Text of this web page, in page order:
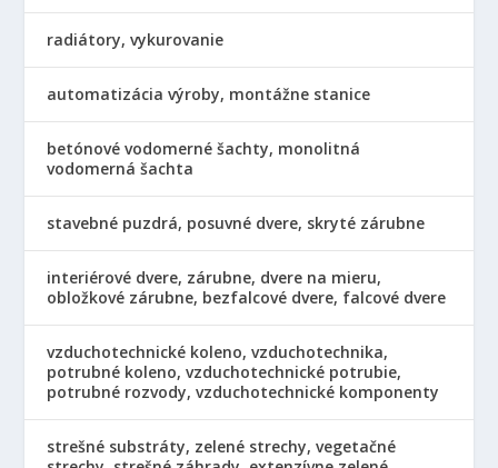
radiátory, vykurovanie
automatizácia výroby, montážne stanice
betónové vodomerné šachty, monolitná
vodomerná šachta
stavebné puzdrá, posuvné dvere, skryté zárubne
interiérové dvere, zárubne, dvere na mieru,
obložkové zárubne, bezfalcové dvere, falcové dvere
vzduchotechnické koleno, vzduchotechnika,
potrubné koleno, vzduchotechnické potrubie,
potrubné rozvody, vzduchotechnické komponenty
strešné substráty, zelené strechy, vegetačné